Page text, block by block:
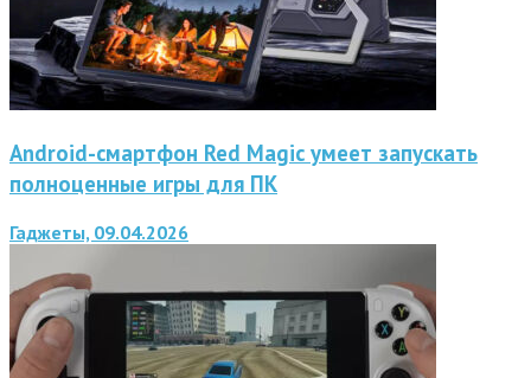
Android-смартфон Red Magic умеет запускать
полноценные игры для ПК
Гаджеты, 09.04.2026